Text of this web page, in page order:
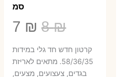
סמ
8₪
היה:
7 ₪
קרטון חדש חד גלי במידות
58/36/35. מתאים לאריזת
בגדים, צעצועים, מצעים,